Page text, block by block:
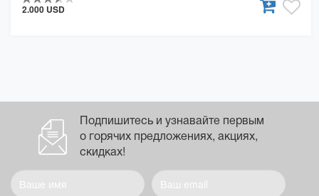
2.000 USD
Подпишитесь и узнавайте первым
о горячих предложениях, акциях,
скидках!